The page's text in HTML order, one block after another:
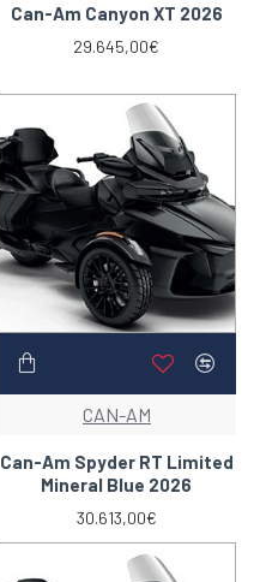
Can-Am Canyon XT 2026
29.645,00€
CAN-AM
Can-Am Spyder RT Limited
Mineral Blue 2026
30.613,00€